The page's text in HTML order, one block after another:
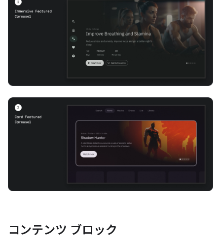
コンテンツ ブロック